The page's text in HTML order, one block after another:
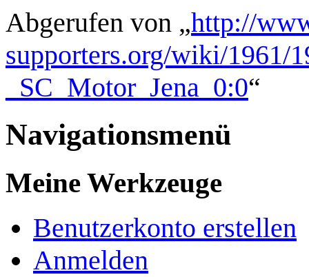
Abgerufen von „http://
supporters.org/wiki/1961/
_SC_Motor_Jena_0:0“
Navigationsmenü
Meine Werkzeuge
Benutzerkonto erstellen
Anmelden